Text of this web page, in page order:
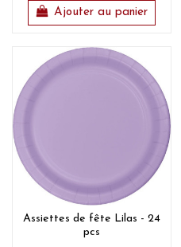
Ajouter au panier
Assiettes de fête Lilas - 24
pcs